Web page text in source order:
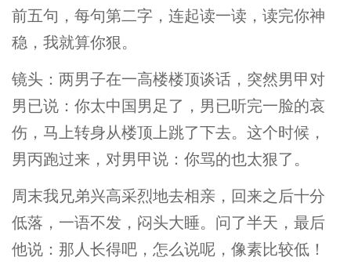
前五句，每句第二字，连起读一读，读完你神
稳，我就算你狠。
镜头：两男子在一高楼楼顶谈话，突然男甲对
男已说：你太中国男足了，男已听完一脸的哀
伤，马上转身从楼顶上跳了下去。这个时候，
男丙跑过来，对男甲说：你骂的也太狠了。
周末我兄弟兴高采烈地去相亲，回来之后十分
低落，一语不发，闷头大睡。问了半天，最后
他说：那人长得吧，怎么说呢，像素比较低！